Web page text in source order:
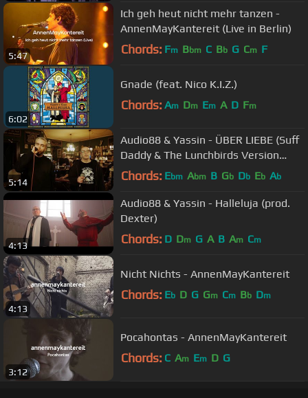
5:47
Ich geh heut nicht mehr tanzen -
AnnenMayKantereit (Live in Berlin)
Chords: Fm Bbm C Bb G Cm F
6:02
Gnade (feat. Nico K.I.Z.)
Chords: Am Dm Em A D Fm
5:14
Audio88 & Yassin - ÜBER LIEBE (Suff
Daddy & The Lunchbirds Version
2017) // Livesession
Chords: Ebm Abm B Gb Db Eb Ab
4:13
Audio88 & Yassin - Halleluja (prod.
Dexter)
Chords: D Dm G A B Am Cm
4:13
Nicht Nichts - AnnenMayKantereit
Chords: Eb D G Gm Cm Bb Dm
3:12
Pocahontas - AnnenMayKantereit
Chords: C Am Em D G